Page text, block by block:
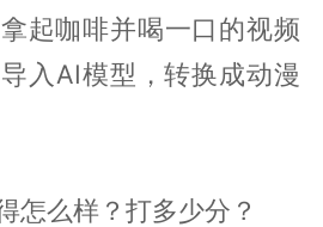
起咖啡并喝一口的视频
入AI模型，转换成动漫
怎么样？打多少分？